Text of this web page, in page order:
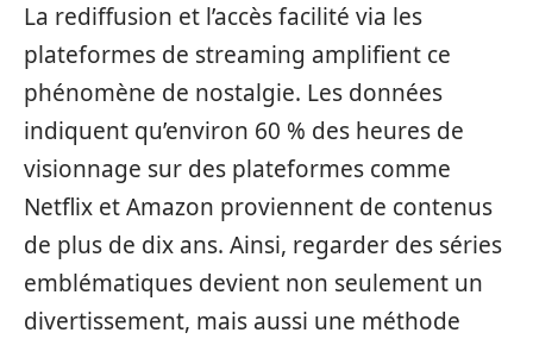
La rediffusion et l’accès facilité via les
plateformes de streaming amplifient ce
phénomène de nostalgie. Les données
indiquent qu’environ 60 % des heures de
visionnage sur des plateformes comme
Netflix et Amazon proviennent de contenus
de plus de dix ans. Ainsi, regarder des séries
emblématiques devient non seulement un
divertissement, mais aussi une méthode